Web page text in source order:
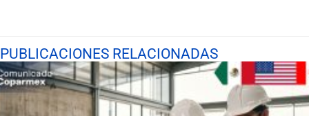
PUBLICACIONES RELACIONADAS